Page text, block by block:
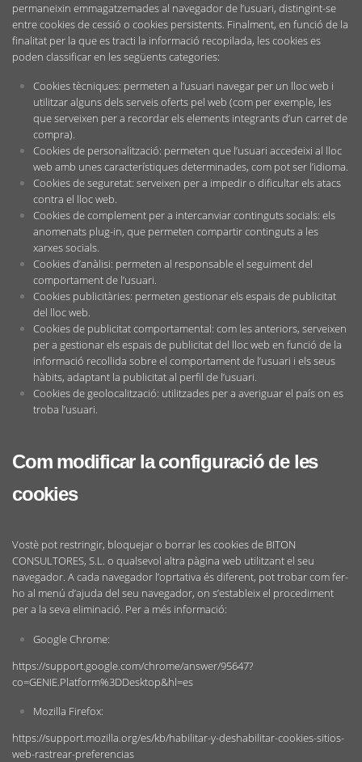
permaneixin emmagatzemades al navegador de l’usuari, distingint-se
entre cookies de cessió o cookies persistents. Finalment, en funció de la
finalitat per la que es tracti la informació recopilada, les cookies es
poden classificar en les següents categories:
Cookies tècniques: permeten a l’usuari navegar per un lloc web i
utilitzar alguns dels serveis oferts pel web (com per exemple, les
que serveixen per a recordar els elements integrants d’un carret de
compra).
Cookies de personalització: permeten que l’usuari accedeixi al lloc
web amb unes característiques determinades, com pot ser l’idioma.
Cookies de seguretat: serveixen per a impedir o dificultar els atacs
contra el lloc web.
Cookies de complement per a intercanviar continguts socials: els
anomenats plug-in, que permeten compartir continguts a les
xarxes socials.
Cookies d’anàlisi: permeten al responsable el seguiment del
comportament de l’usuari.
Cookies publicitàries: permeten gestionar els espais de publicitat
del lloc web.
Cookies de publicitat comportamental: com les anteriors, serveixen
per a gestionar els espais de publicitat del lloc web en funció de la
informació recollida sobre el comportament de l’usuari i els seus
hàbits, adaptant la publicitat al perfil de l’usuari.
Cookies de geolocalització: utilitzades per a averiguar el país on es
troba l’usuari.
Com modificar la configuració de les
cookies
Vostè pot restringir, bloquejar o borrar les cookies de BITON
CONSULTORES, S.L. o qualsevol altra pàgina web utilitzant el seu
navegador. A cada navegador l’oprtativa és diferent, pot trobar com fer-
ho al menú d’ajuda del seu navegador, on s’estableix el procediment
per a la seva eliminació. Per a més informació:
Google Chrome:
https://support.google.com/chrome/answer/95647?
co=GENIE.Platform%3DDesktop&hl=es
Mozilla Firefox:
https://support.mozilla.org/es/kb/habilitar-y-deshabilitar-cookies-sitios-
web-rastrear-preferencias